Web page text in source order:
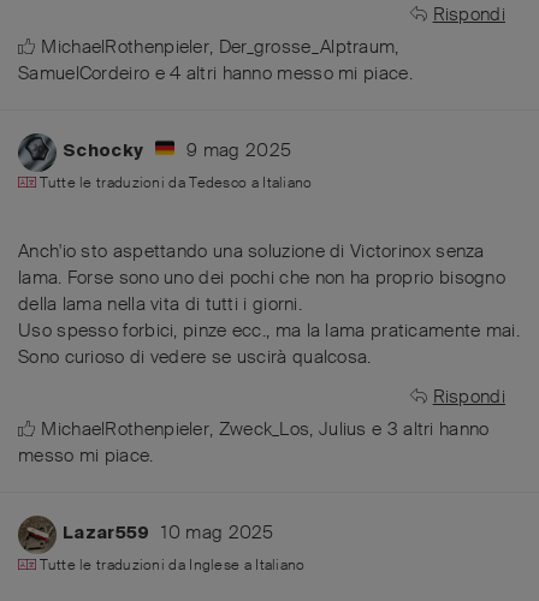
Rispondi
MichaelRothenpieler, Der_grosse_Alptraum,
SamuelCordeiro e4 altri hanno messo mi piace.
Schocky 9 mag 2025
Tutte le traduzioni daTedesco a Italiano
Anch'io sto aspettando una soluzione di Victorinox senza
lama. Forse sono uno dei pochi che non ha proprio bisogno
della lama nella vita di tutti i giorni.
Uso spesso forbici, pinze ecc., ma la lama praticamente mai.
Sono curioso di vedere se uscirà qualcosa.
Rispondi
MichaelRothenpieler, Zweck_Los, Julius e 3 altri hanno
messo mi piace.
Lazar559 10 mag 2025
Tutte le traduzioni da Inglese a Italiano